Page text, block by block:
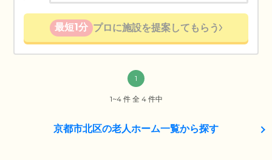
最短1分 プロに施設を提案してもらう
1
1~4 件 全 4 件中
京都市北区の老人ホーム一覧から探す